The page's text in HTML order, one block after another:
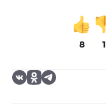
8 1